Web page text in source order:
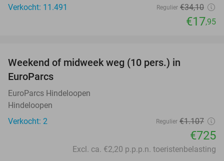
Verkocht: 11.491
Regulier €34,10
€17,95
Weekend of midweek weg (10 pers.) in
EuroParcs
EuroParcs Hindeloopen
Hindeloopen
Verkocht: 2
Regulier €1.107
€725
Excl. ca. €2,20 p.p.p.n. toeristenbelasting